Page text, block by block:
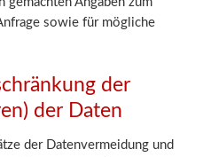
sowie für mögliche
der
der Daten
der Datenvermeidung und